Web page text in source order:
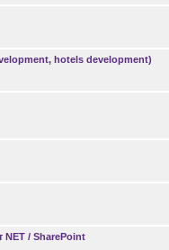
hotels development)
/ SharePoint